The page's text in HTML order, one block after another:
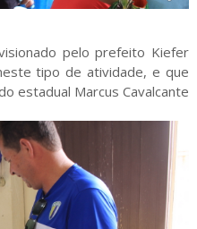
pelo prefeito Kiefer
tipo de atividade, e que
estadual Marcus Cavalcante